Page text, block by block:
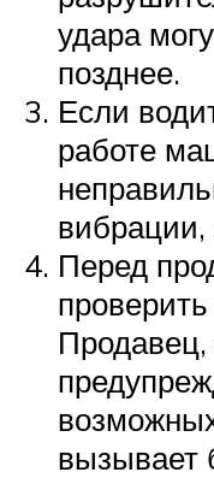
удара
позднее.
Если
работе
вибрации,
Перед
Продавец,
вызывает